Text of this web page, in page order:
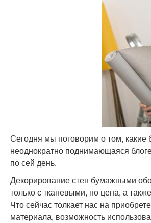
Сегодня мы поговорим о том,
неоднократно поднимающаяся
по сей день.
Декорирование стен бумажными
только с тканевыми, но цена, а
Что сейчас толкает нас на
материала, возможность